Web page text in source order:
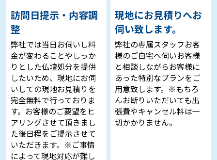
訪問日提示・内容調
整
弊社では当日お伺いし料
金が変わることやしっか
りとした仏壇処分を提供
したいため、現地にお伺
いしての現地お見積りを
完全無料で行っておりま
す。お客様のご要望をヒ
アリングさせて頂きまし
た後日程をご提示させて
いただきます。※ご事情
によって現地対応が難し
現地にお見積りへお
伺い致します。
弊社の専属スタッフお客
様のご自宅へ伺いお客様
と相談しながらお客様に
あった特別なプランをご
用意致します。※もちろ
んお断りいただいても出
張費やキャンセル料は一
切かかりません。